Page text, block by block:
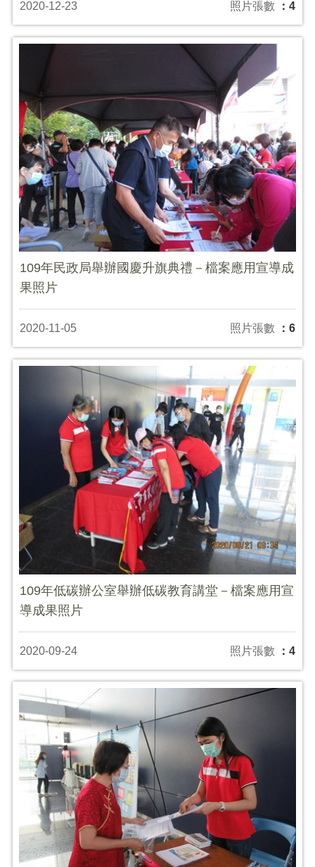
2020-12-23 照片張數 ：4
109年民政局舉辦國慶升旗典禮－檔案應用宣導成
果照片
2020-11-05 照片張數 ：6
109年低碳辦公室舉辦低碳教育講堂－檔案應用宣
導成果照片
2020-09-24 照片張數 ：4